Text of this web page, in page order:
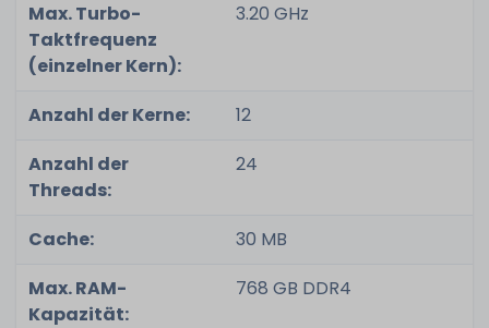
Max. Turbo-
Taktfrequenz
(einzelner Kern):
3.20 GHz
Anzahl der Kerne:
12
Anzahl der
Threads:
24
Cache:
30 MB
Max. RAM-
Kapazität:
768 GB DDR4